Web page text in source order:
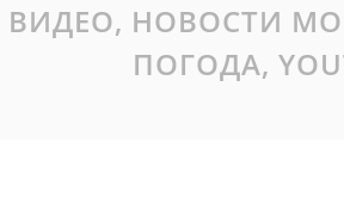
ВИДЕО, НОВОСТИ
ПОГОДА,